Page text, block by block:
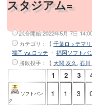
スタジアム=
試合開始:2022年5月 7日
カテゴリ：【 千葉ロッテマ
福岡 vs.ロッテ ・ 福岡ソフトバ
勝敗投手 ：【 大関 友久 石川
1 2 3
ソフトバン
ク
1 1 3